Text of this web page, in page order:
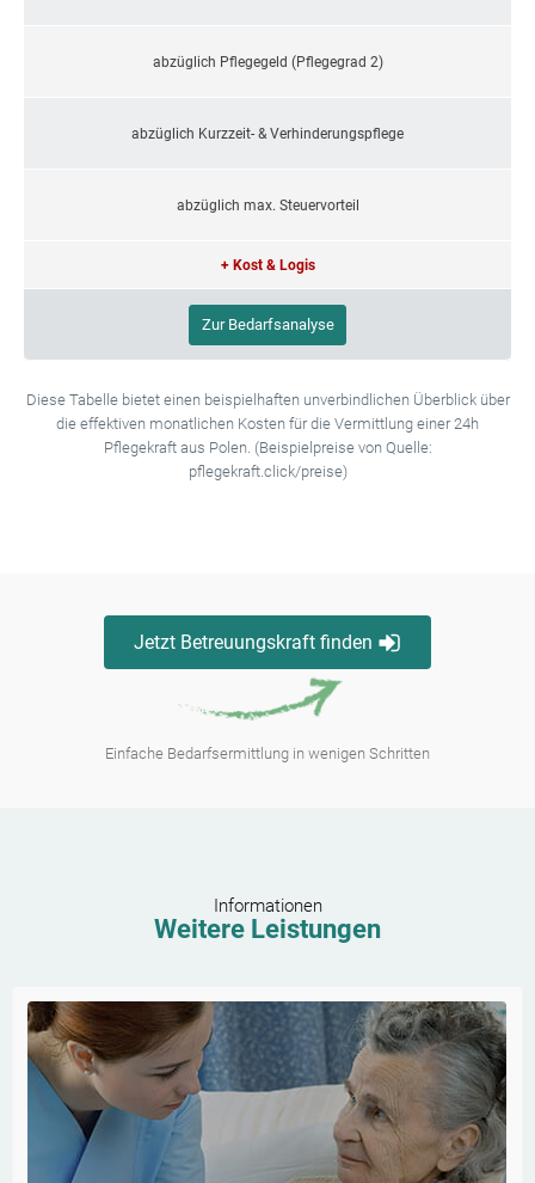
abzüglich Pflegegeld (Pflegegrad 2)
abzüglich Kurzzeit- & Verhinderungspflege
abzüglich max. Steuervorteil
+ Kost & Logis
Zur Bedarfsanalyse
Diese Tabelle bietet einen beispielhaften unverbindlichen Überblick über
die effektiven monatlichen Kosten für die Vermittlung einer 24h
Pflegekraft aus Polen. (Beispielpreise von Quelle:
pflegekraft.click/preise)
Jetzt Betreuungskraft finden
Einfache Bedarfsermittlung in wenigen Schritten
Informationen
Weitere Leistungen